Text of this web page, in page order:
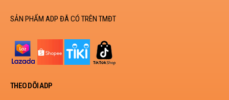
SẢN PHẨM ADP ĐÃ CÓ TRÊN TMĐT
THEO DÕI ADP